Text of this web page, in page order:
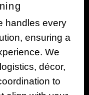
handles every
ensuring a
We
décor,
to